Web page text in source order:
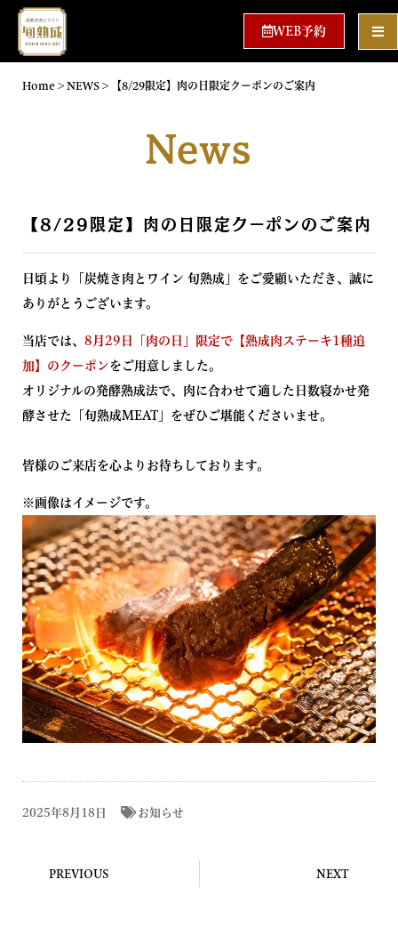
WEB予約
Home > NEWS > 【8/29限定】肉の日限定クーポンのご案内
News
【8/29限定】肉の日限定クーポンのご案内
日頃より「炭焼き肉とワイン 旬熟成」をご愛顧いただき、誠に
ありがとうございます。
当店では、 8月29日「肉の日」限定で【熟成肉ステーキ1種追
加】のクーポンをご用意しました。
オリジナルの発酵熟成法で、肉に合わせて適した日数寝かせ発
酵させた「旬熟成MEAT」をぜひご堪能くださいませ。
皆様のご来店を心よりお待ちしております。
※画像はイメージです。
2025年8月18日 お知らせ
PREVIOUS NEXT